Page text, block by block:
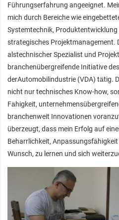
Führungserfahrung angeeignet.
mich durch Bereiche wie
Systemtechnik, Produktentwicklung
strategisches Projektmanagement.
alstechnischer Spezialist und
branchenübergreifende Initiative
derAutomobilindustrie (VDA) tätig.
nicht nur technisches Know-how,
Fähigkeit,
branchenweit Innovationen
überzeugt, dass mein Erfolg auf
Beharrlichkeit,
Wunsch, zu lernen und sich